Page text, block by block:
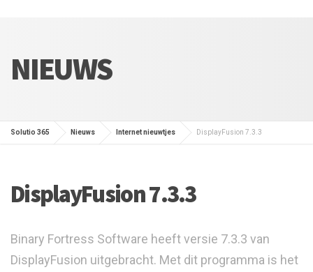
NIEUWS
Solutio 365 Nieuws Internet nieuwtjes DisplayFusion 7.3.3
DisplayFusion 7.3.3
Binary Fortress Software heeft versie 7.3.3 van
DisplayFusion uitgebracht. Met dit programma is het